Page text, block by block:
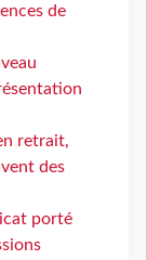
de
retrait,
des
porté